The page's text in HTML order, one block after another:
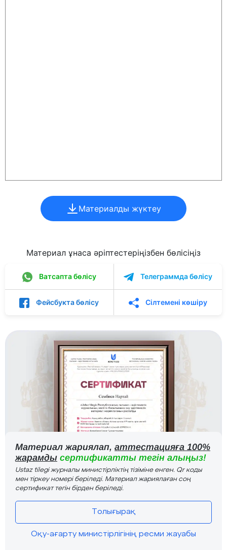
Материалды жүктеу
Материал ұнаса әріптестеріңізбен бөлісіңіз
Ватсапта бөлісу Телеграммда бөлісу
Фейсбукта бөлісу Сілтемені көшіру
Материал жариялап, аттестацияға 100%
жарамды сертификатты тегін алыңыз!
Ustaz tilegi журналы министірліктің тізіміне енген. Qr коды
мен тіркеу номері беріледі. Материал жариялаған соң
сертификат тегін бірден беріледі.
Толығырақ
Оқу-ағарту министірлігінің ресми жауабы